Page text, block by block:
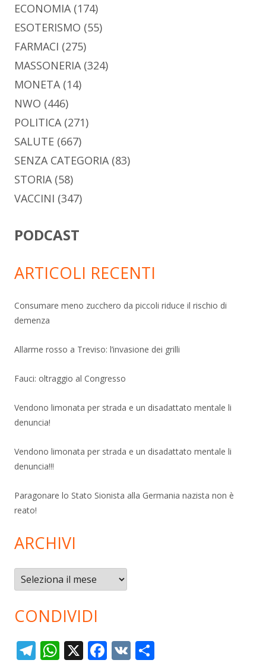
ECONOMIA (174)
ESOTERISMO (55)
FARMACI (275)
MASSONERIA (324)
MONETA (14)
NWO (446)
POLITICA (271)
SALUTE (667)
SENZA CATEGORIA (83)
STORIA (58)
VACCINI (347)
PODCAST
ARTICOLI RECENTI
Consumare meno zucchero da piccoli riduce il rischio di
demenza
Allarme rosso a Treviso: l’invasione dei grilli
Fauci: oltraggio al Congresso
Vendono limonata per strada e un disadattato mentale li
denuncia!
Vendono limonata per strada e un disadattato mentale li
denuncia!!!
Paragonare lo Stato Sionista alla Germania nazista non è
reato!
ARCHIVI
Archivi
CONDIVIDI
T W X F V